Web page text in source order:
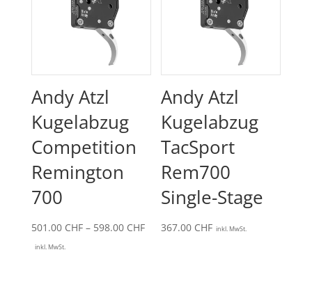
Andy Atzl
Kugelabzug
Competition
Remington
700
501.00 CHF – 598.00 CHFPreisspanne:
inkl. MwSt.
Andy Atzl
Kugelabzug
TacSport
Rem700
Single-Stage
367.00 CHF inkl. MwSt.